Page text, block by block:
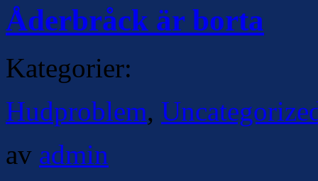
Åderbråck är borta
Kategorier:
Hudproblem,
av admin